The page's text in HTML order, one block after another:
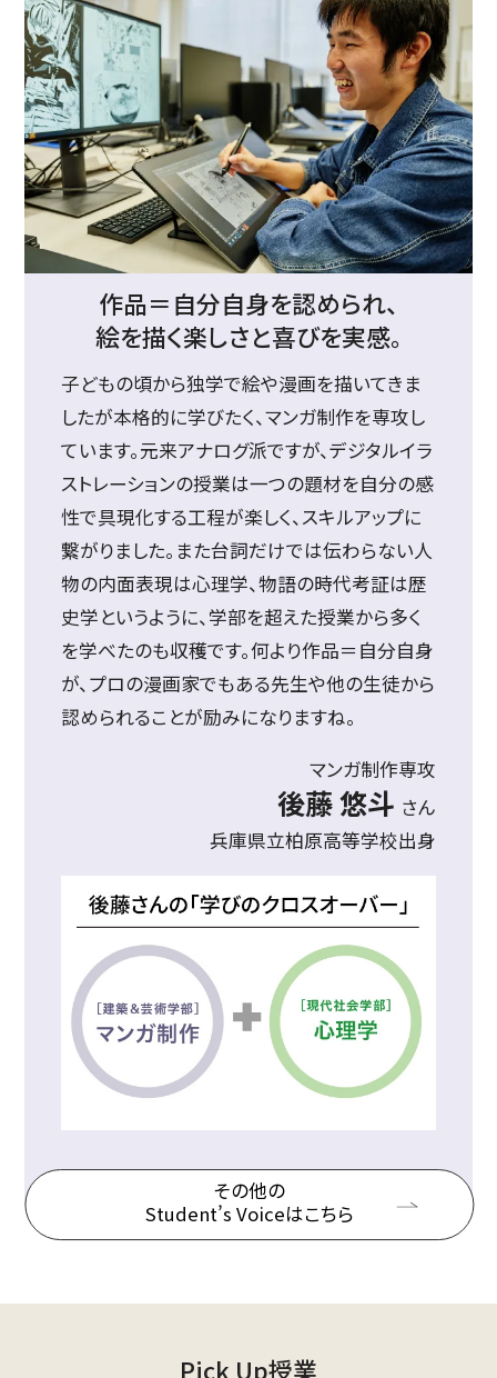
作品＝自分自身を認められ、
絵を描く楽しさと喜びを実感。
子どもの頃から独学で絵や漫画を描いてきま
したが本格的に学びたく、マンガ制作を専攻し
ています。元来アナログ派ですが、デジタルイラ
ストレーションの授業は一つの題材を自分の感
性で具現化する工程が楽しく、スキルアップに
繋がりました。また台詞だけでは伝わらない人
物の内面表現は心理学、物語の時代考証は歴
史学というように、学部を超えた授業から多く
を学べたのも収穫です。何より作品＝自分自身
が、プロの漫画家でもある先生や他の生徒から
認められることが励みになりますね。
マンガ制作専攻
後藤 悠斗 さん
兵庫県立柏原高等学校出身
その他の
Student’s Voiceはこちら
Pick Up授業